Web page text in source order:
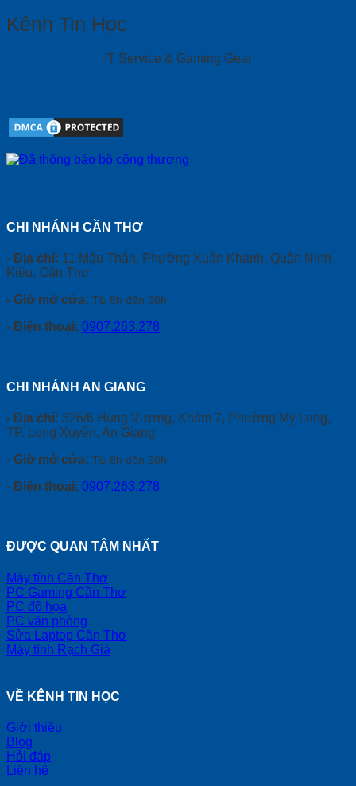
Kênh Tin Học
IT Service & Gaming Gear
CHI NHÁNH CẦN THƠ
- Địa chỉ: 11 Mậu Thân, Phường Xuân Khánh, Quận Ninh
Kiều, Cần Thơ
- Giờ mở cửa: Từ 8h đến 20h
- Điện thoại: 0907.263.278
CHI NHÁNH AN GIANG
- Địa chỉ: 326/6 Hùng Vương, Khóm 7, Phường Mỹ Long,
TP. Long Xuyên, An Giang
- Giờ mở cửa: Từ 8h đến 20h
- Điện thoại: 0907.263.278
ĐƯỢC QUAN TÂM NHẤT
Máy tính Cần Thơ
PC Gaming Cần Thơ
PC đồ họa
PC văn phòng
Sửa Laptop Cần Thơ
Máy tính Rạch Giá
VỀ KÊNH TIN HỌC
Giới thiệu
Blog
Hỏi đáp
Liên hệ